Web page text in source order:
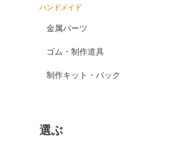
ハンドメイド
金属パーツ
ゴム・制作道具
制作キット・パック
選ぶ